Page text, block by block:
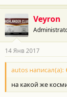
Veyron
14 Янв 2017
autos написал(а):
на какой же